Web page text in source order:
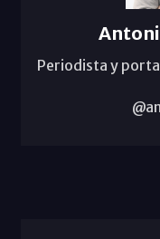
Periodista y